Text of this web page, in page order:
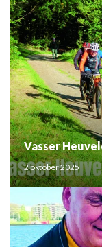
2 oktober 2025